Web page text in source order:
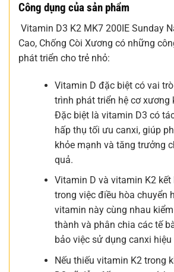
Công dụng của sản phẩm
Vitamin D3 K2 MK7 200IE Sunday
Cao, Chống Còi Xương có những
phát triển cho trẻ nhỏ:
Vitamin D đặc biệt có vai
trình phát triển hệ cơ xương
Đặc biệt là vitamin D3 có
hấp thụ tối ưu canxi, giúp
khỏe mạnh và tăng trưởng
quả.
Vitamin D và vitamin K2 kết
trong việc điều hòa chuyển
vitamin này cùng nhau
thành và phân chia các tế
bảo việc sử dụng canxi hiệu
Nếu thiếu vitamin K2 trong